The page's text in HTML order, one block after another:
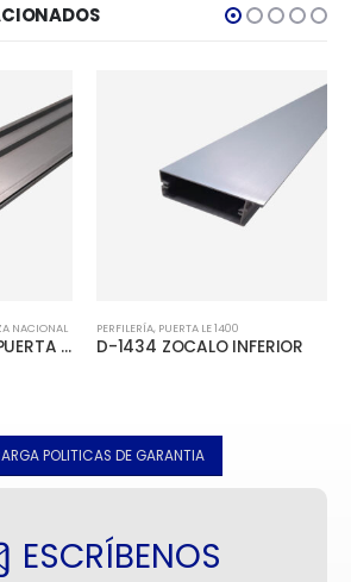
NACIONAL
D-0539 RIEL M/I 1T PUERTA CORREDIZA
PERFILERÍA, PUERTA LE 1400
D-1434 ZOCALO INFERIOR
POLITICAS DE GARANTIA
ESCRÍBENOS